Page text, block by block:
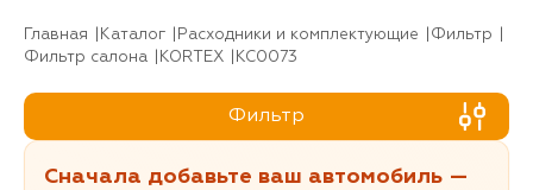
Главная Каталог Расходники и комплектующие
фильтр
Фильтр салона
KORTEX KC0073
Фильтр
Сначала добавьте ваш автомобиль —